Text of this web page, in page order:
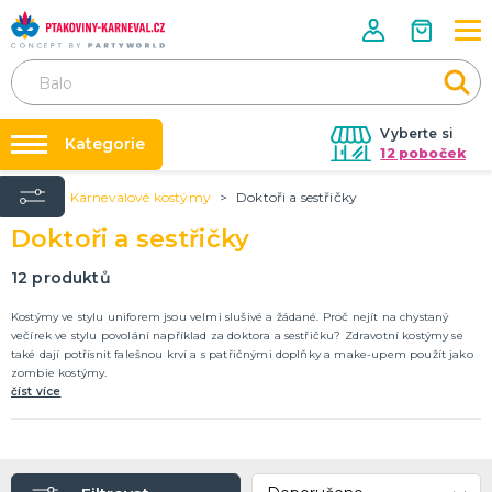
Vyberte si
12 poboček
Půjčovna kostýmů
Párty výzdoba na klíč
Nafukování balónků
Prodejny
Rozvoz
Párty Blog
Kontakt
Kategorie
HALLOWEENSKÉ ZBOŽÍ
Dámské Halloweenské kostýmy
Dětské Halloweenské kostýmy
PÁRTY DOPLŇKY PRO ORIGINÁLNÍ ZÁBAVU
Balónky a dekorace
Úvod Karnevalové kostýmy Doktoři a sestřičky
Doktoři a sestřičky
12 produktů
Kostýmy ve stylu uniforem jsou velmi slušivé a žádané. Proč nejít na chystaný
večírek ve stylu povolání například za doktora a sestřičku? Zdravotní kostýmy se
také dají potřísnit falešnou krví a s patřičnými doplňky a make-upem použít jako
zombie kostýmy.
číst více